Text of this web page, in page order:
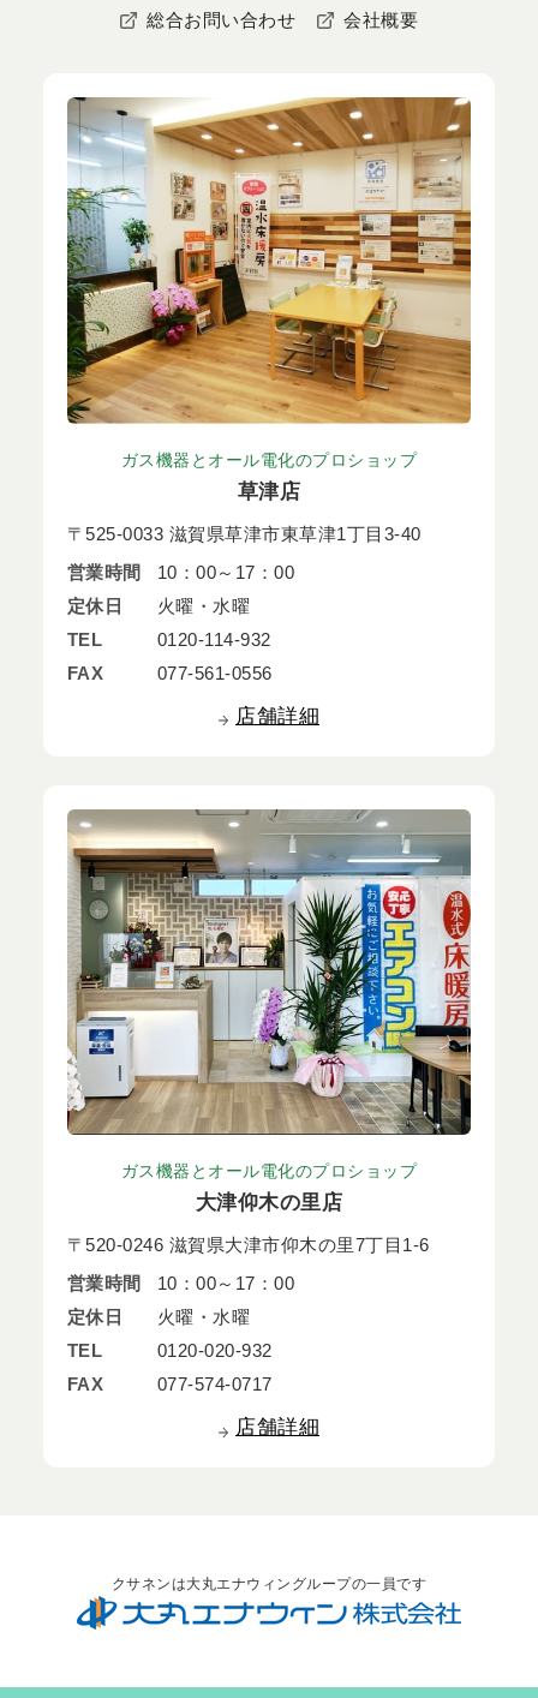
総合お問い合わせ 会社概要
ガス機器とオール電化のプロショップ
草津店
〒525-0033 滋賀県草津市東草津1丁目3-40
営業時間
10：00～17：00
定休日
火曜・水曜
TEL
0120-114-932
FAX
077-561-0556
店舗詳細
ガス機器とオール電化のプロショップ
大津仰木の里店
〒520-0246 滋賀県大津市仰木の里7丁目1-6
営業時間
10：00～17：00
定休日
火曜・水曜
TEL
0120-020-932
FAX
077-574-0717
店舗詳細
クサネンは大丸エナウィングループの一員です